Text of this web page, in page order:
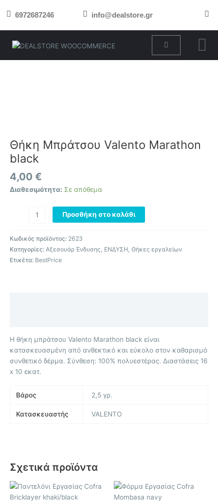
στο 6972687246 info@dealstore.gr
Cart
Θήκη Μπράτσου Valento Marathon
black
4,00 €
Διαθεσιμότητα: Σε απόθεμα
Προσθήκη στο καλάθι
Κωδικός προϊόντος: 2623
Κατηγορίες: Αξεσουάρ Ένδυσης, ΕΝΔΥΣΗ, Θήκες εργαλείων
Ετικέτα: BestPrice
Η θήκη μπράτσου Valento Marathon black είναι
κατασκευασμένη από ανθεκτικό και εύκολο στον καθαρισμό
συνθετικό δέρμα. Σύνθεση: 100% πολυεστέρας. Διαστάσεις 16
x 10 εκατ.
Βάρος 2,5 γρ.
Κατασκευαστής VALENTO
Σχετικά προϊόντα
Αυτό
το
Αυτό
το